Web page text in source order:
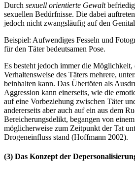
Durch sexuell orientierte Gewalt
sexuellen Bedürfnisse. Die dabei
jedoch nicht zwangsläufig auf den
Beispiel: Aufwendiges Fesseln und
für den Täter bedeutsamen Pose.
Es besteht jedoch immer die Möglichkeit,
Verhaltensweise des Täters mehrere,
beinhalten kann. Das Übertöten als
Aggression kann einerseits, wie die
auf eine Vorbeziehung zwischen Täter
andererseits aber auch auf ein aus dem
Bereicherungsdelikt, begangen von
möglicherweise zum Zeitpunkt der Tat
Drogeneinfluss stand (Hoffmann 2002).
(3) Das Konzept der